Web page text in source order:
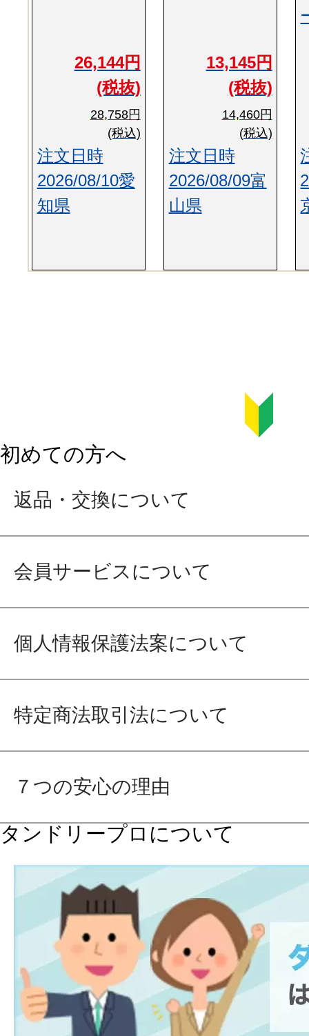
26,144円
(税抜)
28,758円
(税込)
注文日時
2026/08/10愛
知県
13,145円
(税抜)
14,460円
(税込)
注文日時
2026/08/09富
山県
初めての方へ
返品・交換について
会員サービスについて
個人情報保護法案について
特定商法取引法について
７つの安心の理由
タンドリープロについて